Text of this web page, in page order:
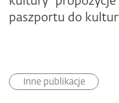
paszportu do
Inne publikacje